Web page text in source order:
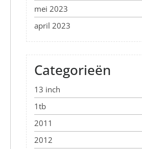
mei 2023
april 2023
Categorieën
13 inch
1tb
2011
2012